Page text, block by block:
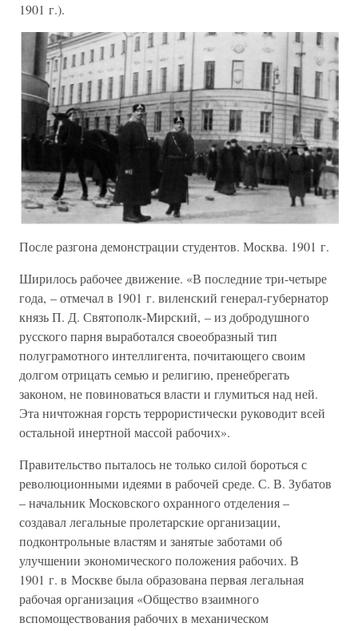
1901 г.).
После разгона демонстрации студентов. Москва. 1901 г.
Ширилось рабочее движение. «В последние три-четыре
года, – отмечал в 1901 г. виленский генерал-губернатор
князь П. Д. Святополк-Мирский, – из добродушного
русского парня выработался своеобразный тип
полуграмотного интеллигента, почитающего своим
долгом отрицать семью и религию, пренебрегать
законом, не повиноваться власти и глумиться над ней.
Эта ничтожная горсть террористически руководит всей
остальной инертной массой рабочих».
Правительство пыталось не только силой бороться с
революционными идеями в рабочей среде. С. В. Зубатов
– начальник Московского охранного отделения –
создавал легальные пролетарские организации,
подконтрольные властям и занятые заботами об
улучшении экономического положения рабочих. В
1901 г. в Москве была образована первая легальная
рабочая организация «Общество взаимного
вспомоществования рабочих в механическом